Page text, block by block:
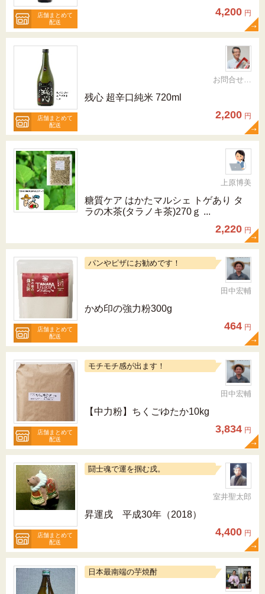
店舗まとめて
配送
4,200 円
店舗まとめて
配送
お問合せ先092-321-1597
残心 超辛口純米 720ml
2,200 円
上原博美
糖質ケア はかたマルシェ トゲあり タ
ラの木茶(タラノキ茶)270ｇ ...
2,220 円
店舗まとめて
配送
パンやピザにお勧めです！
田中宏輔
かめ印の強力粉300g
464 円
店舗まとめて
配送
モチモチ感が出ます！
田中宏輔
【中力粉】ちくごゆたか10kg
3,834 円
店舗まとめて
配送
闘士魂で運を掴む戌。
室井聖太郎
昇運戌 平成30年（2018）
4,400 円
日本最南端の芋焼酎